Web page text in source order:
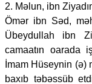
2. Məlun, ibn
Ömər ibn Səd,
Übeydullah ibn
camaatın oarada
İmam Hüseynin (ə)
baxıb təbəssüb